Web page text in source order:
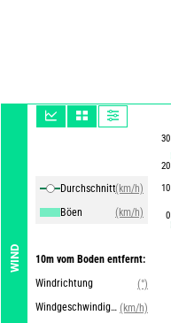
WIND
Durchschnittliche Winde
(km/h)
Böen
(km/h)
10m vom Boden entfernt:
Windrichtung
(°)
Windgeschwindigkeit (km/h)
30
20
10
0